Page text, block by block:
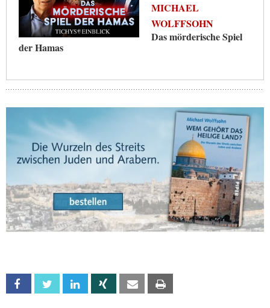
MICHAEL
WOLFFSOHN
Das mörderische Spiel
der Hamas
Facebook Twitter Linkedin Xing Email